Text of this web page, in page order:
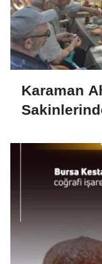
Karaman